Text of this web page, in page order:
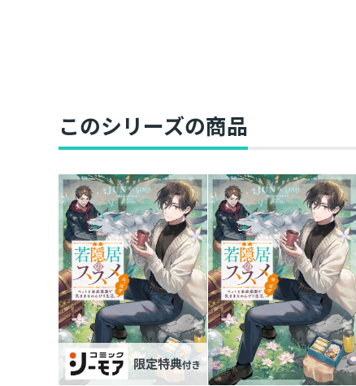
このシリーズの商品